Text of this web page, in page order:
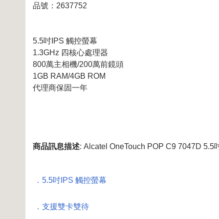
品號：2637752
5.5吋IPS 觸控螢幕
1.3GHz 四核心處理器
800萬主相機/200萬前鏡頭
1GB RAM/4GB ROM
代理商保固一年
商品訊息描述: Alcatel OneTouch POP C9 7047D 5.5
．5.5吋IPS 觸控螢幕
．支援雙卡雙待